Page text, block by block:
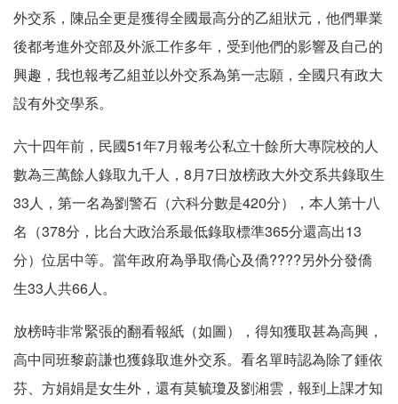
外交系，陳品全更是獲得全國最高分的乙組狀元，他們畢業
後都考進外交部及外派工作多年，受到他們的影響及自己的
興趣，我也報考乙組並以外交系為第一志願，全國只有政大
設有外交學系。
六十四年前，民國51年7月報考公私立十餘所大專院校的人
數為三萬餘人錄取九千人，8月7日放榜政大外交系共錄取生
33人，第一名為劉警石（六科分數是420分），本人第十八
名（378分，比台大政治系最低錄取標準365分還高出13
分）位居中等。當年政府為爭取僑心及僑????另外分發僑
生33人共66人。
放榜時非常緊張的翻看報紙（如圖），得知獲取甚為高興，
高中同班黎蔚謙也獲錄取進外交系。看名單時認為除了鍾依
芬、方娟娟是女生外，還有莫毓瓊及劉湘雲，報到上課才知